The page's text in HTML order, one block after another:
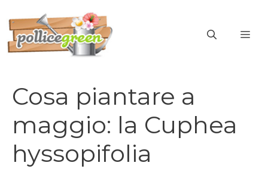
contenuto
Cosa piantare a
maggio: la Cuphea
hyssopifolia